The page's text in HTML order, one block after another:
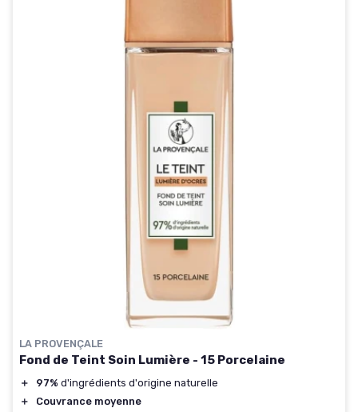
LA PROVENÇALE
Fond de Teint Soin Lumière - 15 Porcelaine
＋ 97% d'ingrédients d'origine naturelle
＋
Couvrance moyenne